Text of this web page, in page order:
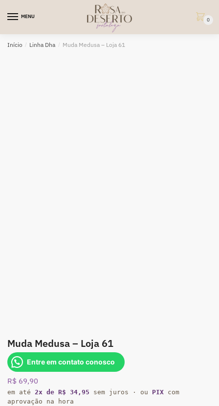
MENU
0
Início / Linha Dha / Muda Medusa – Loja 61
Muda Medusa – Loja 61
Entre em contato conosco
R$ 69,90
em até 2x de R$ 34,95 sem juros · ou PIX com
aprovação na hora